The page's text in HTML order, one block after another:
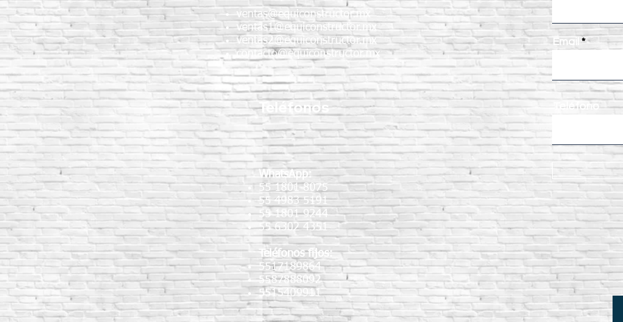
ventas@equiconstructor.mx
ventas1@equiconstructor.mx
ventas2@equiconstructor.mx
contacto@equiconstructor.mx
Teléfonos
WhatsApp:
55 1801 8075
55 4983 5191
55 1801 9244
55 6302 4351
Teléfonos fijos:
5517189864
5587888092
5515409911
Email
Teléfono